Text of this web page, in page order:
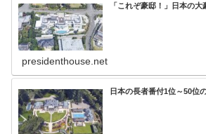
「これぞ豪邸！」日本の大
presidenthouse.net
日本の長者番付1位～50位